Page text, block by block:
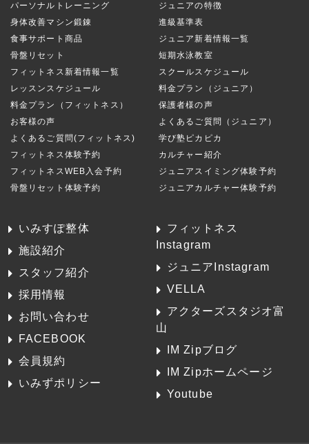
パーソナルトレーニング
身体改善マシン鍛錬
食事サポート商品
骨盤リセット
フィットネス新着情報一覧
レッスンスケジュール
料金プラン（フィットネス）
お客様の声
よくあるご質問(フィットネス)
フィットネス体験予約
フィットネスWEB入会予約
骨盤リセット体験予約
ジュニアの特徴
進級基準表
ジュニア新着情報一覧
短期水泳教室
スクールスケジュール
料金プラン（ジュニア）
保護者様の声
よくあるご質問（ジュニア）
学び塾ピカピカ
カルチャー紹介
ジュニアスイミング体験予約
ジュニアカルチャー体験予約
いみすぽ整体
施設紹介
スタッフ紹介
採用情報
お問い合わせ
FACEBOOK
会員規約
いみずポリシー
フィットネス
Instagram
ジュニアInstagram
VELLA
アクターズスタジオ富
山
IM Zipブログ
IM Zipホームページ
Youtube